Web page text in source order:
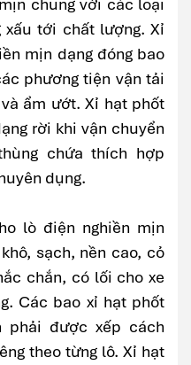
xấu tới chất lượng. Xỉ
mịn dạng đóng bao
phương tiện vận tải
ẩm ướt. Xỉ hạt phốt
rời khi vận chuyển
chứa thích hợp
dụng.
lò điện nghiền mịn
sạch, nền cao, cỏ
chắn, có lối cho xe
Các bao xỉ hạt phốt
phải được xếp cách
theo từng lô. Xỉ hạt